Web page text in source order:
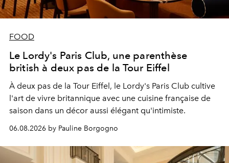
FOOD
Le Lordy's Paris Club, une parenthèse
british à deux pas de la Tour Eiffel
À deux pas de la Tour Eiffel, le Lordy's Paris Club cultive
l'art de vivre britannique avec une cuisine française de
saison dans un décor aussi élégant qu'intimiste.
06.08.2026 by Pauline Borgogno